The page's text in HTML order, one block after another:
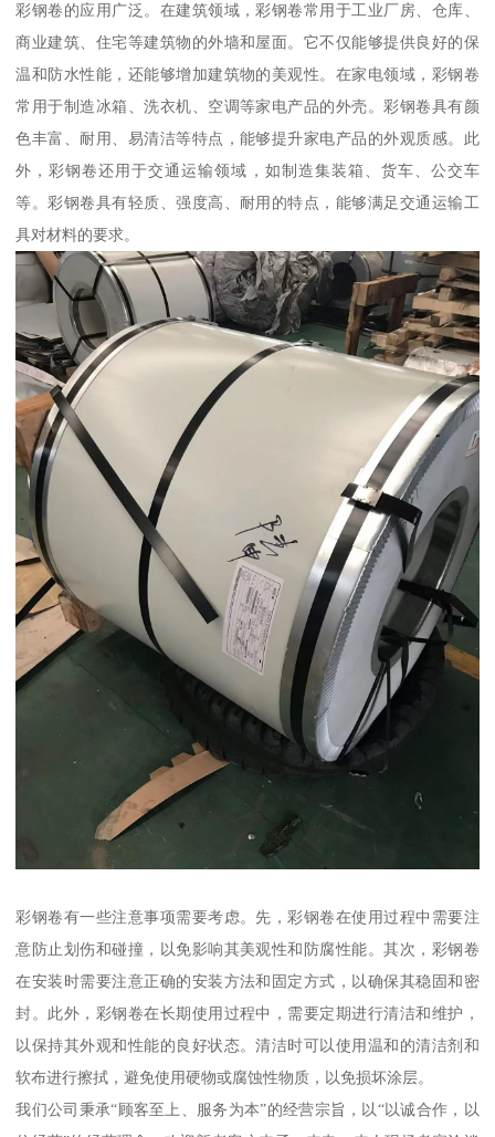
彩钢卷的应用广泛。在建筑领域，彩钢卷常用于工业厂房、仓库、
商业建筑、住宅等建筑物的外墙和屋面。它不仅能够提供良好的保
温和防水性能，还能够增加建筑物的美观性。在家电领域，彩钢卷
常用于制造冰箱、洗衣机、空调等家电产品的外壳。彩钢卷具有颜
色丰富、耐用、易清洁等特点，能够提升家电产品的外观质感。此
外，彩钢卷还用于交通运输领域，如制造集装箱、货车、公交车
等。彩钢卷具有轻质、强度高、耐用的特点，能够满足交通运输工
具对材料的要求。
彩钢卷有一些注意事项需要考虑。先，彩钢卷在使用过程中需要注
意防止划伤和碰撞，以免影响其美观性和防腐性能。其次，彩钢卷
在安装时需要注意正确的安装方法和固定方式，以确保其稳固和密
封。此外，彩钢卷在长期使用过程中，需要定期进行清洁和维护，
以保持其外观和性能的良好状态。清洁时可以使用温和的清洁剂和
软布进行擦拭，避免使用硬物或腐蚀性物质，以免损坏涂层。
我们公司秉承“顾客至上、服务为本”的经营宗旨，以“以诚合作，以